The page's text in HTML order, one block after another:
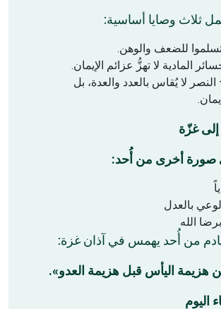
ثلاث وصايا أساسية:
للضعف والوهن.
المادية لا تهزُّ عزائم الإيمان.
النصر لا يُقاس بالعدد والعدة، بل
صورة أخرى من أُحد:
بالعدل
الله
من أُحد يهمس في آذان غزة:
هزيمة اليأس قبل هزيمة العدو».